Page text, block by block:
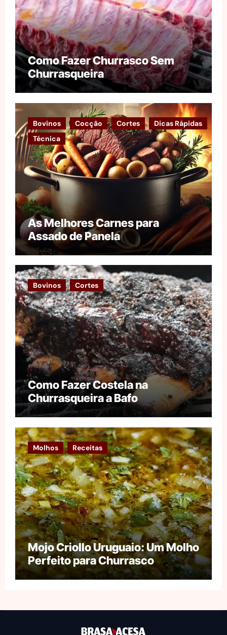
Como Fazer Churrasco Sem
Churrasqueira
Bovinos Cocção Cortes
Dicas Rápidas
Técnica
As Melhores Carnes para
Assado de Panela
Bovinos Cortes
Como Fazer Costela na
Churrasqueira a Bafo
Molhos Receitas
Mojo Criollo Uruguaio: Um Molho
Perfeito para Churrasco